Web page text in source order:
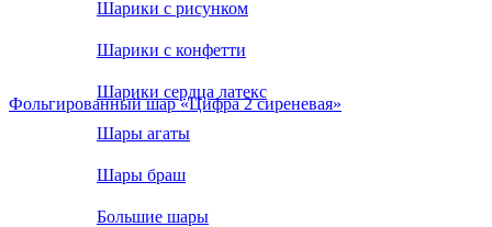
Шарики с рисунком
Шарики с конфетти
Шарики сердца латекс
Шары агаты
Шары браш
Большие шары
Фольгированный шар «Цифра 2 сиреневая»